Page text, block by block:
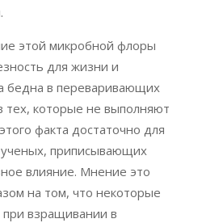
этой микробной флоры
для жизни и
бедна в переваривающих
тех, которые не выполняют
факта достаточно для
приписывающих
влияние. Мнение это
на том, что некоторые
взращивании в